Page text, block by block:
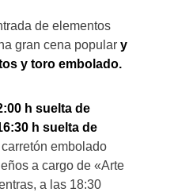
de elementos
gran cena popular y
y toro embolado.
h suelta de
h suelta de
carretón embolado
a cargo de «Arte
a las 18:30